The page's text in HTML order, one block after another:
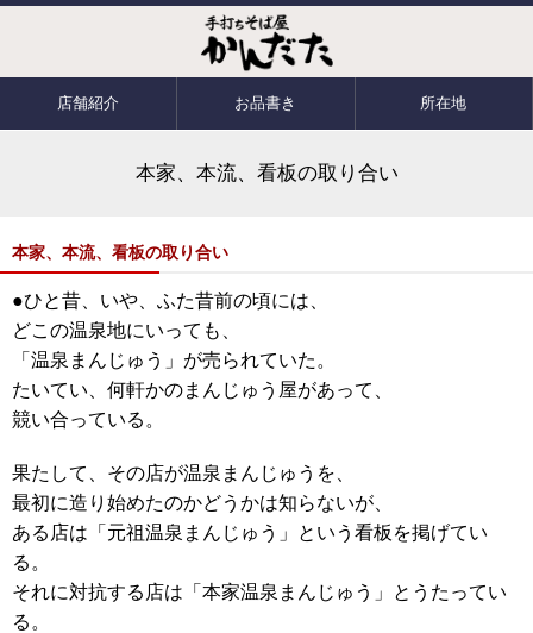
店舗紹介 お品書き 所在地
本家、本流、看板の取り合い
本家、本流、看板の取り合い
●ひと昔、いや、ふた昔前の頃には、
どこの温泉地にいっても、
「温泉まんじゅう」が売られていた。
たいてい、何軒かのまんじゅう屋があって、
競い合っている。
果たして、その店が温泉まんじゅうを、
最初に造り始めたのかどうかは知らないが、
ある店は「元祖温泉まんじゅう」という看板を掲げてい
る。
それに対抗する店は「本家温泉まんじゅう」とうたってい
る。